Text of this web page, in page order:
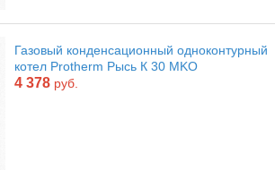
Газовый конденсационный одноконтурный
котел Protherm Рысь К 30 MKO
4 378 руб.